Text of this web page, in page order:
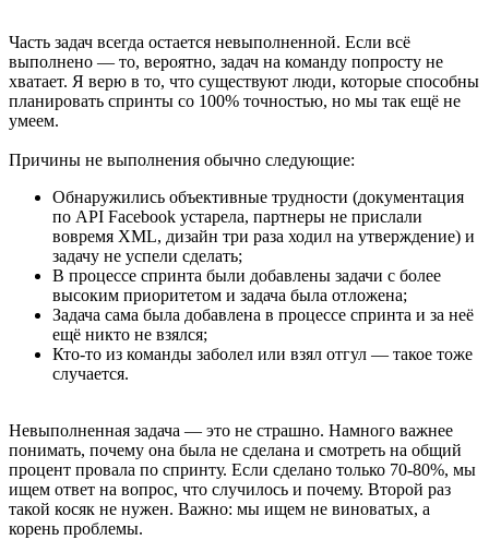
Часть задач всегда остается невыполненной. Если всё
выполнено — то, вероятно, задач на команду попросту не
хватает. Я верю в то, что существуют люди, которые способны
планировать спринты со 100% точностью, но мы так ещё не
умеем.
Причины не выполнения обычно следующие:
Обнаружились объективные трудности (документация
по API Facebook устарела, партнеры не прислали
вовремя XML, дизайн три раза ходил на утверждение) и
задачу не успели сделать;
В процессе спринта были добавлены задачи с более
высоким приоритетом и задача была отложена;
Задача сама была добавлена в процессе спринта и за неё
ещё никто не взялся;
Кто-то из команды заболел или взял отгул — такое тоже
случается.
Невыполненная задача — это не страшно. Намного важнее
понимать, почему она была не сделана и смотреть на общий
процент провала по спринту. Если сделано только 70-80%, мы
ищем ответ на вопрос, что случилось и почему. Второй раз
такой косяк не нужен. Важно: мы ищем не виноватых, а
корень проблемы.